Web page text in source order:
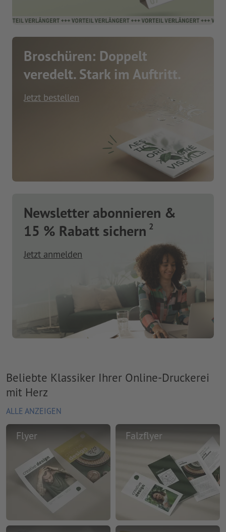
Broschüren: Doppelt
veredelt. Stark im Auftritt.
Jetzt bestellen
Newsletter abonnieren &
15 % Rabatt sichern 2
Jetzt anmelden
Beliebte Klassiker Ihrer Online-Druckerei
mit Herz
ALLE ANZEIGEN
Flyer Falzflyer